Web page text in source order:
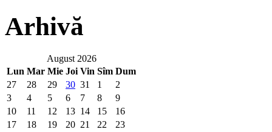
Arhivă
August 2026
Lun Mar Mie Joi Vin Sîm Dum
27
28 29 30 31 1
2
3
4 5 6 7 8
9
10
11 12 13 14 15
16
17
18 19 20 21 22
23